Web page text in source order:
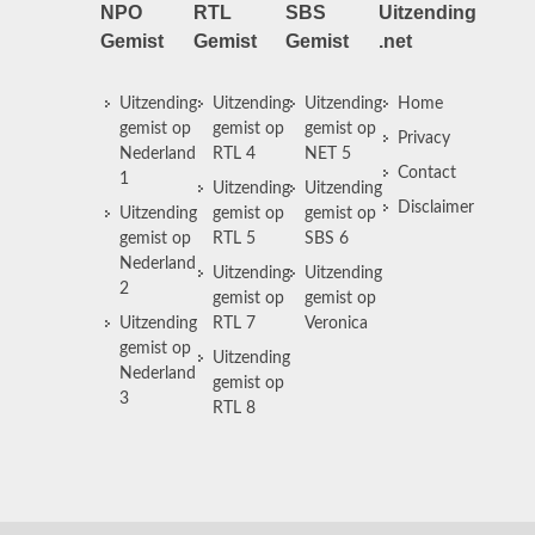
NPO
Gemist
Uitzending
gemist op
Nederland
1
Uitzending
gemist op
Nederland
2
Uitzending
gemist op
Nederland
3
RTL
Gemist
Uitzending
gemist op
RTL 4
Uitzending
gemist op
RTL 5
Uitzending
gemist op
RTL 7
Uitzending
gemist op
RTL 8
SBS
Gemist
Uitzending
gemist op
NET 5
Uitzending
gemist op
SBS 6
Uitzending
gemist op
Veronica
Uitzending
.net
Home
Privacy
Contact
Disclaimer